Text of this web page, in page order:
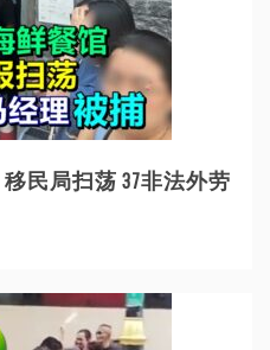
民局扫荡 37非法外劳